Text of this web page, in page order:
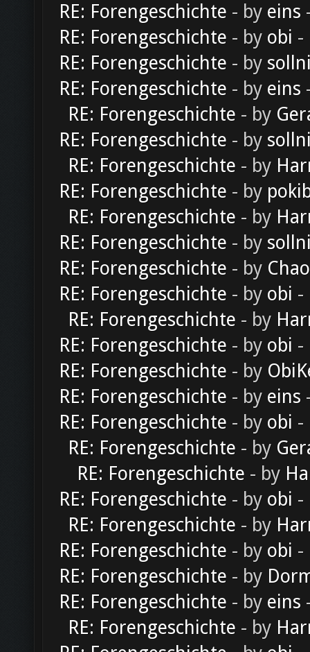
RE: Forengeschichte - by eins
RE: Forengeschichte - by obi -
RE: Forengeschichte - by
RE: Forengeschichte - by eins
RE: Forengeschichte - by
RE: Forengeschichte - by
RE: Forengeschichte - by
RE: Forengeschichte - by
RE: Forengeschichte - by
RE: Forengeschichte - by
RE: Forengeschichte - by
RE: Forengeschichte - by obi -
RE: Forengeschichte - by
RE: Forengeschichte - by obi -
RE: Forengeschichte - by
RE: Forengeschichte - by eins
RE: Forengeschichte - by obi -
RE: Forengeschichte - by
RE: Forengeschichte - by
RE: Forengeschichte - by obi -
RE: Forengeschichte - by
RE: Forengeschichte - by obi -
RE: Forengeschichte - by
RE: Forengeschichte - by eins
RE: Forengeschichte - by